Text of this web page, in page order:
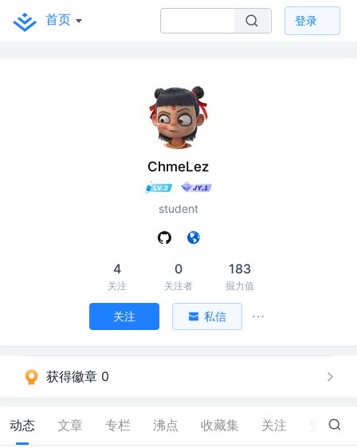
首页 登录
ChmeLez
student
4
关注
0
关注者
183
掘力值
关注 私信
获得徽章 0
动态 文章 专栏 沸点 收藏集 关注 12